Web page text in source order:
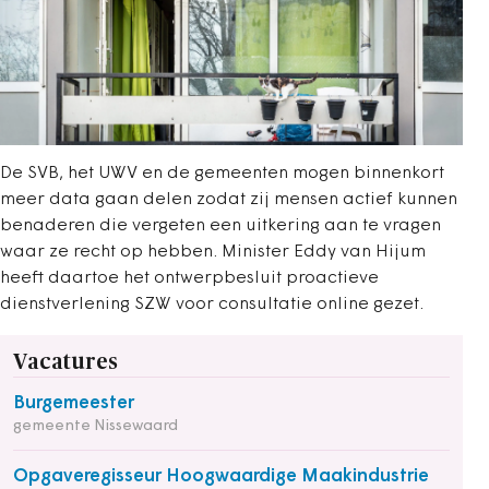
De SVB, het UWV en de gemeenten mogen binnenkort
meer data gaan delen zodat zij mensen actief kunnen
benaderen die vergeten een uitkering aan te vragen
waar ze recht op hebben. Minister Eddy van Hijum
heeft daartoe het ontwerpbesluit proactieve
dienstverlening SZW voor consultatie online gezet.
Vacatures
Burgemeester
gemeente Nissewaard
Opgaveregisseur Hoogwaardige Maakindustrie